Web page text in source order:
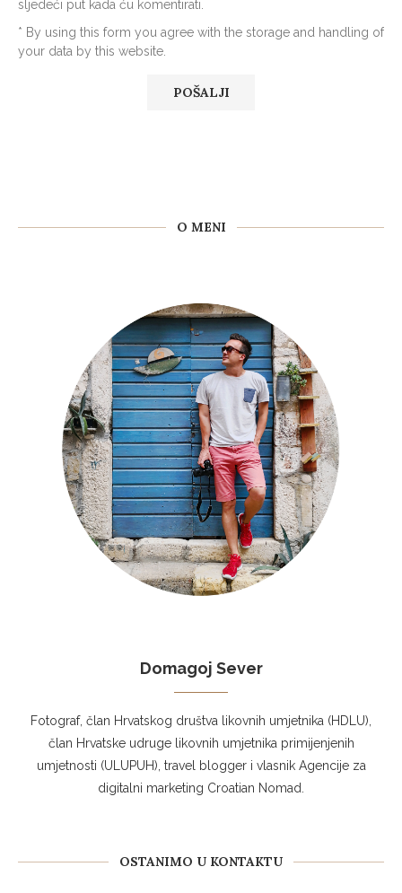
sljedeći put kada ću komentirati.
* By using this form you agree with the storage and handling of
your data by this website.
O MENI
Domagoj Sever
Fotograf, član Hrvatskog društva likovnih umjetnika (HDLU),
član Hrvatske udruge likovnih umjetnika primijenjenih
umjetnosti (ULUPUH), travel blogger i vlasnik Agencije za
digitalni marketing Croatian Nomad.
OSTANIMO U KONTAKTU